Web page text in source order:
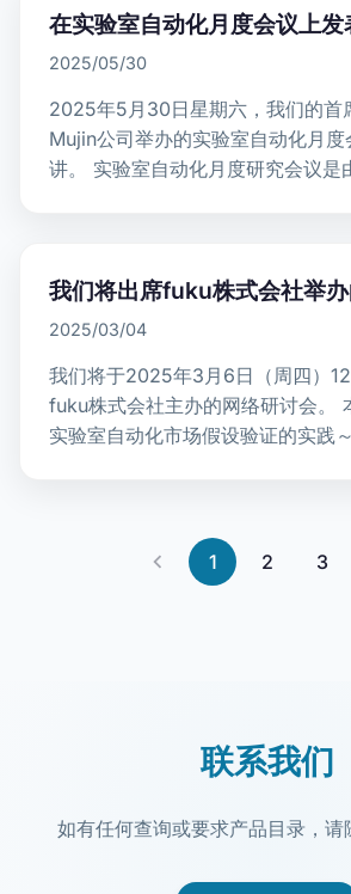
在实验室自动化月度会议上发
2025/05/30
2025年5月30日星期六，我们的首
Mujin公司举办的实验室自动化月
讲。 实验室自动化月度研究会议是
我们将出席fuku株式会社举
2025/03/04
我们将于2025年3月6日（周四）
fuku株式会社主办的网络研讨会。
实验室自动化市场假设验证的实践
1 2 3
联系我们
如有任何查询或要求产品目录，请